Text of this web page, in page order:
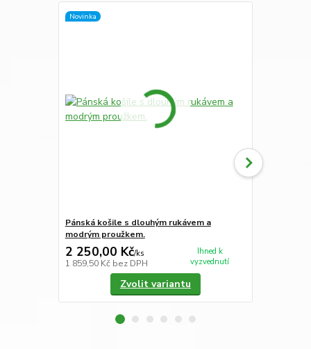
Novinka
Pánská košile s dlouhým rukávem a
modrým proužkem.
2 250,00 Kč/ks
1 859,50 Kč bez DPH
Ihned k
vyzvednutí
Zvolit variantu